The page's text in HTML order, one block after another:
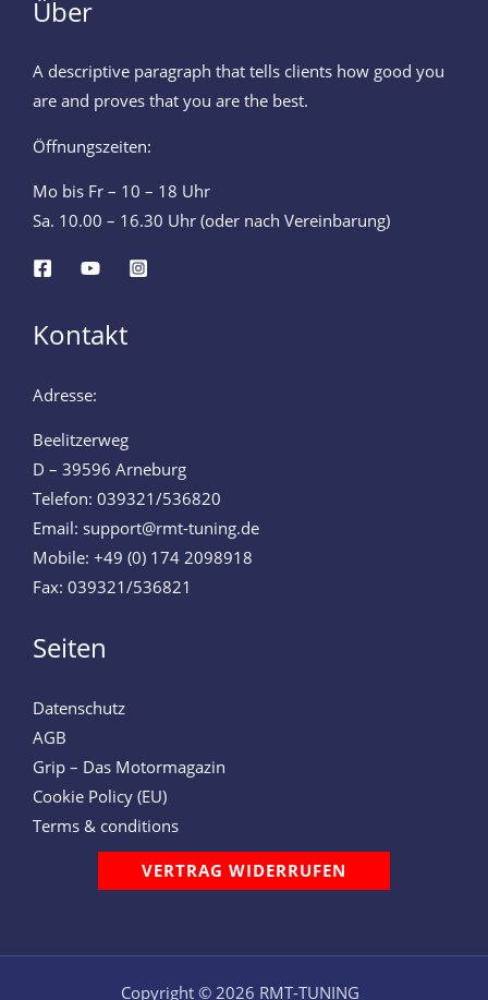
Über
A descriptive paragraph that tells clients how good you
are and proves that you are the best.
Öffnungszeiten:
Mo bis Fr – 10 – 18 Uhr
Sa. 10.00 – 16.30 Uhr (oder nach Vereinbarung)
Kontakt
Adresse:
Beelitzerweg
D – 39596 Arneburg
Telefon: 039321/536820
Email: support@rmt-tuning.de
Mobile: +49 (0) 174 2098918
Fax: 039321/536821
Seiten
Datenschutz
AGB
Grip – Das Motormagazin
Cookie Policy (EU)
Terms & conditions
VERTRAG WIDERRUFEN
Copyright © 2026 RMT-TUNING